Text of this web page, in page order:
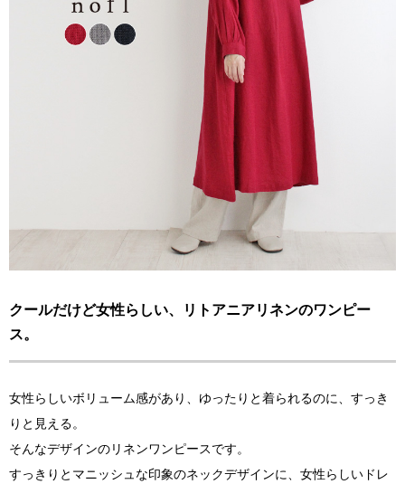
クールだけど女性らしい、リトアニアリネンのワンピー
ス。
女性らしいボリューム感があり、ゆったりと着られるのに、すっき
りと見える。
そんなデザインのリネンワンピースです。
すっきりとマニッシュな印象のネックデザインに、女性らしいドレ